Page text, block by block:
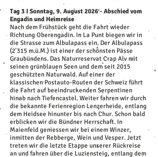
Tag 3 I Sonntag, 9. August 2026 - Abschied vom
Engadin und Heimreise
Nach dem Frühstück geht die Fahrt wieder
Richtung Oberengadin. In La Punt biegen wir in
die Strasse zum Albulapass ein. Der Albulapass
(2'315 m.ü.M.) ist einer der schönsten Pässe
Graubündens. Das Naturreservat Crap Alv mit
seinen grünblauen Seen und dem seit 2015
geschützten Naturwald. Auf einer der
klassischen Postauto-Routen der Schweiz führt
die Fahrt auf beeindruckenden Serpentinen
hinab nach Tiefencastel. Weiter fahren wir durch
die bekannte Ferienregion Lenzerheide, entlang
dem Heidsee hinunter bis nach Chur. Schon bald
erblicken wir die Bündner Herrschaft. In
Maienfeld geniessen wir bei einem Winzer,
inmitten der Rebberge, Wein und Vesper. Jetzt
treten wir die letzte Etappe unserer Rückreise
an und fahren über die Luziensteig, entlang dem